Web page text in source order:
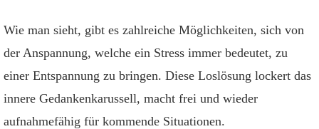
Wie man sieht, gibt es zahlreiche Möglichkeiten, sich von
der Anspannung, welche ein Stress immer bedeutet, zu
einer Entspannung zu bringen. Diese Loslösung lockert das
innere Gedankenkarussell, macht frei und wieder
aufnahmefähig für kommende Situationen.